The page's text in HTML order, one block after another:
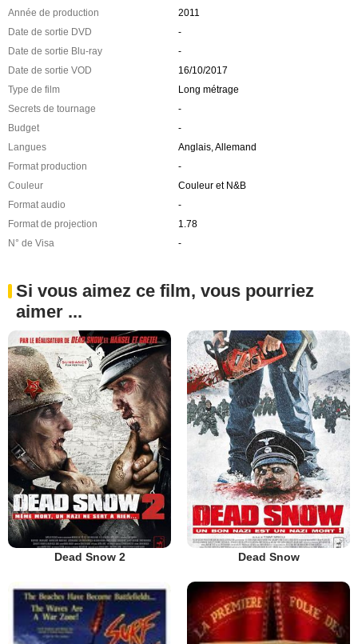
Année de production
2011
Date de sortie DVD
-
Date de sortie Blu-ray
-
Date de sortie VOD
16/10/2017
Type de film
Long métrage
Secrets de tournage
-
Budget
-
Langues
Anglais, Allemand
Format production
-
Couleur
Couleur et N&B
Format audio
-
Format de projection
1.78
N° de Visa
-
Si vous aimez ce film, vous pourriez
aimer ...
Dead Snow 2 Dead Snow